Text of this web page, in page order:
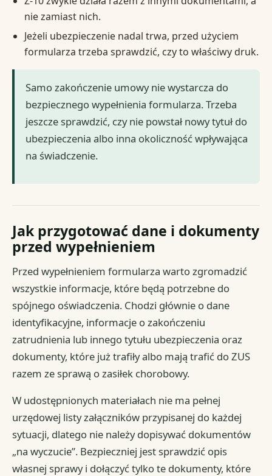
nie zamiast nich.
Jeżeli ubezpieczenie nadal trwa, przed użyciem
formularza trzeba sprawdzić, czy to właściwy druk.
Samo zakończenie umowy nie wystarcza do
bezpiecznego wypełnienia formularza. Trzeba
jeszcze sprawdzić, czy nie powstał nowy tytuł do
ubezpieczenia albo inna okoliczność wpływająca
na świadczenie.
Jak przygotować dane i dokumenty
przed wypełnieniem
Przed wypełnieniem formularza warto zgromadzić
wszystkie informacje, które będą potrzebne do
spójnego oświadczenia. Chodzi głównie o dane
identyfikacyjne, informacje o zakończeniu
zatrudnienia lub innego tytułu ubezpieczenia oraz
dokumenty, które już trafiły albo mają trafić do ZUS
razem ze sprawą o zasiłek chorobowy.
W udostępnionych materiałach nie ma pełnej
urzędowej listy załączników przypisanej do każdej
sytuacji, dlatego nie należy dopisywać dokumentów
„na wyczucie”. Bezpieczniej jest sprawdzić opis
własnej sprawy i dołączyć tylko te dokumenty, które